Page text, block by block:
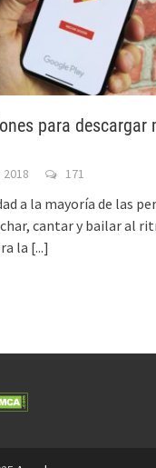
para descargar
171
a la mayoría de las
cantar y bailar al
la [...]